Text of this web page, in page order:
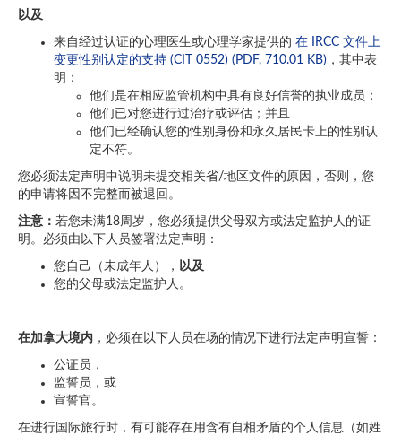
以及
来自经过认证的心理医生或心理学家提供的 在 IRCC 文件上
变更性别认定的支持 (CIT 0552) (PDF, 710.01 KB) ，其中表
明：
他们是在相应监管机构中具有良好信誉的执业成员；
他们已对您进行过治疗或评估；并且
他们已经确认您的性别身份和永久居民卡上的性别认
定不符。
您必须法定声明中说明未提交相关省/地区文件的原因，否则，您
的申请将因不完整而被退回。
注意 ： 若您未满18周岁，您必须提供父母双方或法定监护人的证
明。必须由以下人员签署法定声明：
您自己（未成年人）， 以及
您的父母或法定监护人。
在加拿大境内 ，必须在以下人员在场的情况下进行法定声明宣誓：
公证员，
监誓员，或
宣誓官。
在进行国际旅行时，有可能存在用含有自相矛盾的个人信息（如姓